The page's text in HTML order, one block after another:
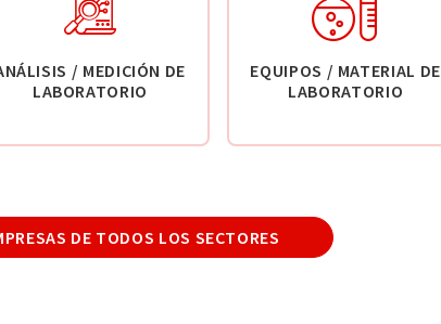
/ MEDICIÓN DE
LABORATORIO
EQUIPOS / MATERIAL DE
LABORATORIO
DE TODOS LOS SECTORES